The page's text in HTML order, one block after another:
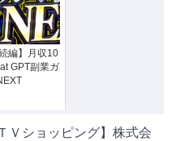
編】月収10
GPT副業ガ
Ｖショッピング】株式会